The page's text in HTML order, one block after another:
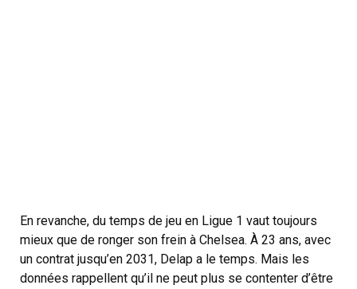
En revanche, du temps de jeu en Ligue 1 vaut toujours
mieux que de ronger son frein à Chelsea. À 23 ans, avec
un contrat jusqu’en 2031, Delap a le temps. Mais les
données rappellent qu’il ne peut plus se contenter d’être